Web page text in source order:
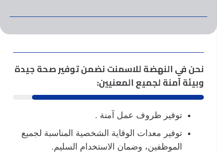
نحن في النهضة للاسمنت نضمن توفير صحة جيدة
وبيئة آمنة لجميع المعنيين:
توفير ظروف عمل آمنة .
توفير معدات الوقاية الشخصية المناسبة لجميع
الموظفين، وضمان الاستخدام السليم.